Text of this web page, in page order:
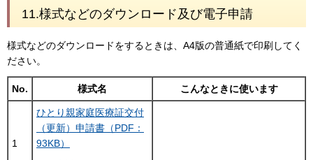
11.様式などのダウンロード及び電子申請
様式などのダウンロードをするときは、A4版の普通紙で印刷してく
ださい。
No. 様式名 こんなときに使います
1
ひとり親家庭医療証交付
（更新）申請書（PDF：
93KB）